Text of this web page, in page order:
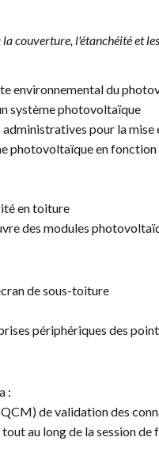
couverture, l'étanchéité et
environnemental du
système photovoltaïque
pour la
photovoltaïque en
en toiture
des modules
de sous-toiture
périphériques des
:
de validation des
au long de la session